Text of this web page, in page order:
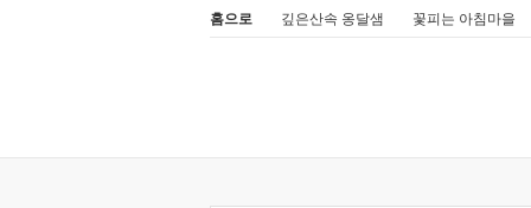
홈으로 깊은산속 옹달샘 꽃피는 아침마을